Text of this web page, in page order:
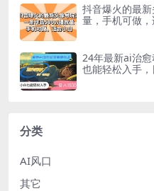
抖音爆火的最
量，手机可做，
24年最新ai治
也能轻松入手
分类
AI风口
其它